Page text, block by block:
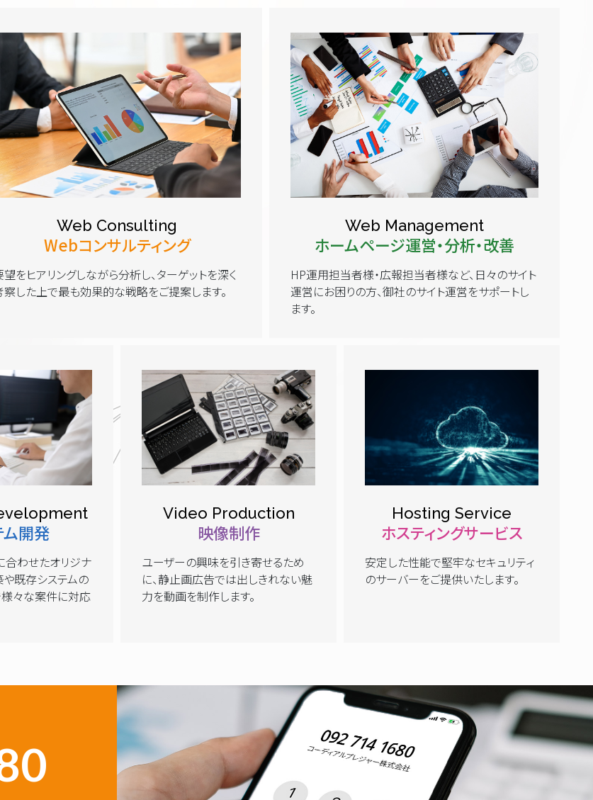
Web Consulting
Webコンサルティング
望をヒアリングしながら分析し、ターゲットを深く
察した上で最も効果的な戦略をご提案します。
Web Management
ホームページ運営・分析・改善
HP運用担当者様・広報担当者様など、日々のサイト
運営にお困りの方、御社のサイト運営をサポートし
ます。
ム開発
合わせたオリジナ
既存システムの
様々な案件に対応
Video Production
映像制作
ユーザーの興味を引き寄せるため
に、静止画広告では出しきれない魅
力を動画を制作します。
Hosting Service
ホスティングサービス
安定した性能で堅牢なセキュリティ
のサーバーをご提供いたします。